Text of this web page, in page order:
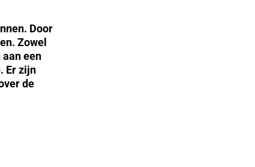
Door
Zowel
een
Er zijn
de